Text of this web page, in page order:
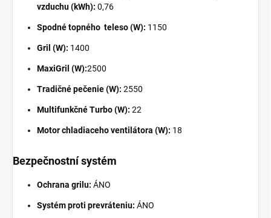
vzduchu (kWh): 0,76
Spodné topného teleso (W): 1150
Gril (W): 1400
MaxiGril (W):2500
Tradičné pečenie (W): 2550
Multifunkčné Turbo (W): 22
Motor chladiaceho ventilátora (W): 18
Bezpečnostní systém
Ochrana grilu: ÁNO
Systém proti prevráteniu: ÁNO